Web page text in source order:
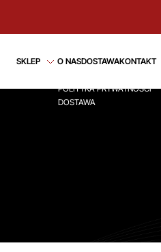
SKLEP O NASDOSTAWAKONTAKT
REGULAMIN
POLITYKA PRYWATNOŚCI
DOSTAWA